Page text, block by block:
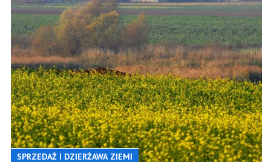
SPRZEDAŻ I DZIERŻAWA ZIEMI